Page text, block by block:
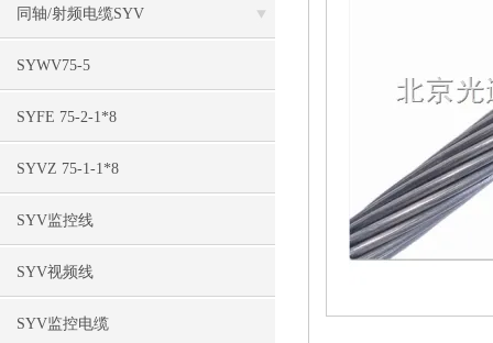
同轴/射频电缆SYV
SYWV75-5
SYFE 75-2-1*8
SYVZ 75-1-1*8
SYV监控线
SYV视频线
SYV监控电缆